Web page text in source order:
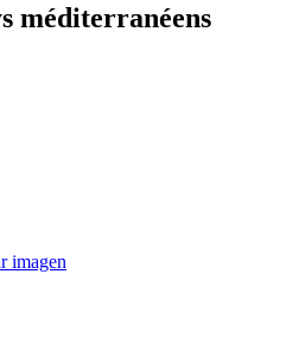
méditerranéens
imagen